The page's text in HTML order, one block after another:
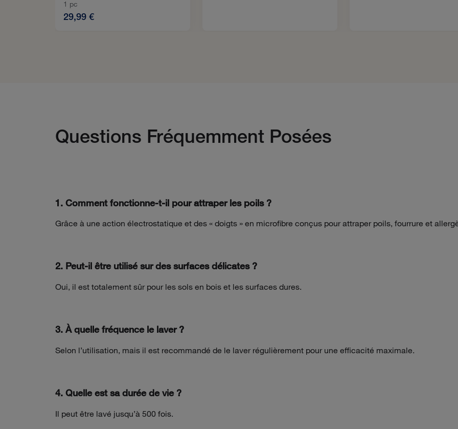
1 pc
29,99 €
Questions Fréquemment Posées
1. Comment fonctionne-t-il pour attraper les poils ?
Grâce à une action électrostatique et des « doigts » en microfibre conçus pour attraper poils, fourrure et
2. Peut-il être utilisé sur des surfaces délicates ?
Oui, il est totalement sûr pour les sols en bois et les surfaces dures.
3. À quelle fréquence le laver ?
Selon l’utilisation, mais il est recommandé de le laver régulièrement pour une efficacité maximale.
4. Quelle est sa durée de vie ?
Il peut être lavé jusqu’à 500 fois.